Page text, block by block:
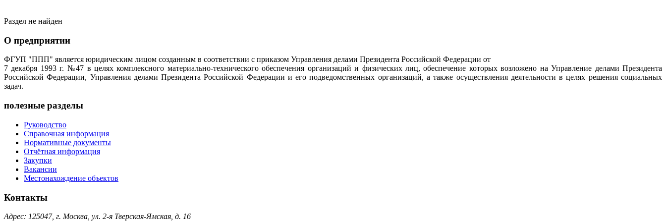
Раздел не найден
О предприятии
ФГУП "ППП" является юридическим лицом созданным в соответствии с приказом Управления делами Президента Российской Федерации от
7 декабря 1993 г. №47 в целях комплексного материально-технического обеспечения организаций и физических лиц, обеспечение которых возложено на Управление делами Президента
Российской Федерации, Управления делами Президента Российской Федерации и его подведомственных организаций, а также осуществления деятельности в целях решения социальных
задач.
полезные разделы
Руководство
Справочная информация
Нормативные документы
Отчётная информация
Закупки
Вакансии
Местонахождение объектов
Контакты
Адрес: 125047, г. Москва, ул. 2-я Тверская-Ямская, д. 16